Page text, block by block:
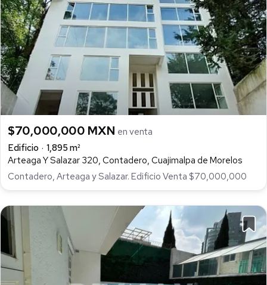
$70,000,000 MXN en venta
Edificio
1,895 m²
Arteaga Y Salazar 320, Contadero, Cuajimalpa de Morelos
Contadero, Arteaga y Salazar. Edificio Venta $70,000,000